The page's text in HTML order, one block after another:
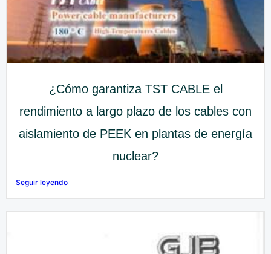
¿Cómo garantiza TST CABLE el
rendimiento a largo plazo de los cables con
aislamiento de PEEK en plantas de energía
nuclear?
Seguir leyendo